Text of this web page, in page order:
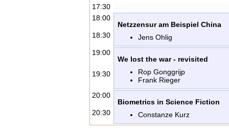
17:30
18:00
Netzzensur am Beispiel China
Jens Ohlig
18:30
19:00
We lost the war - revisited
Rop Gonggrijp
Frank Rieger
19:30
20:00
Biometrics in Science Fiction
Constanze Kurz
20:30